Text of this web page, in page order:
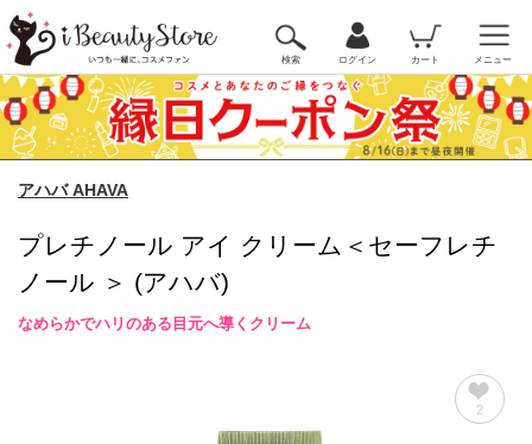
検索 ログイン カート メニュー
アハバ AHAVA
プレチノール アイ クリーム＜セーフレチ
ノール ＞ (アハバ)
なめらかでハリのある目元へ導くクリーム
2